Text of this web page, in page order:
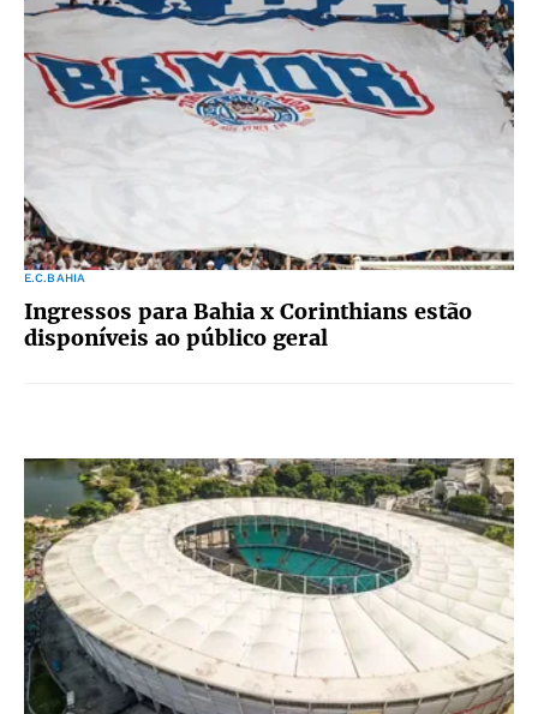
E.C.BAHIA
Ingressos para Bahia x Corinthians estão
disponíveis ao público geral